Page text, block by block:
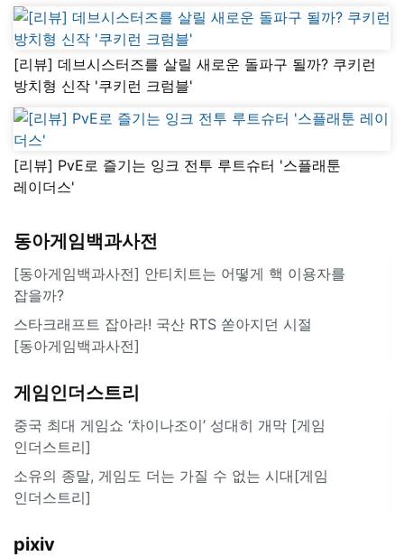
[리뷰] 데브시스터즈를 살릴 새로운 돌파구 될까? 쿠키런
방치형 신작 '쿠키런 크럼블'
[리뷰] PvE로 즐기는 잉크 전투 루트슈터 '스플래툰
레이더스'
동아게임백과사전
[동아게임백과사전] 안티치트는 어떻게 핵 이용자를
잡을까?
스타크래프트 잡아라! 국산 RTS 쏟아지던 시절
[동아게임백과사전]
게임인더스트리
중국 최대 게임쇼 ‘차이나조이’ 성대히 개막 [게임
인더스트리]
소유의 종말, 게임도 더는 가질 수 없는 시대[게임
인더스트리]
pixiv